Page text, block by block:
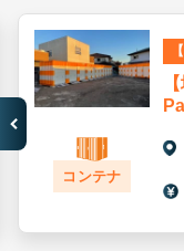
コンテナ